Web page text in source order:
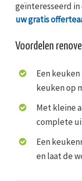
geïnteresseerd
uw gratis
Voordelen
Een
keuken op
Met kleine
complete
Een
en laat de